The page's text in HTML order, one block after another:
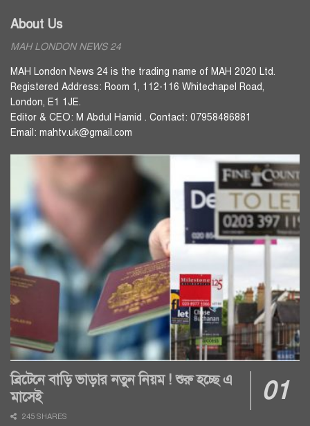
About Us
MAH LONDON NEWS 24
MAH London News 24 is the trading name of MAH 2020 Ltd.
Registered Address: Room 1, 112-116 Whitechapel Road,
London, E1 1JE.
Editor & CEO: M Abdul Hamid . Contact: 07958486881
Email: mahtv.uk@gmail.com
ব্রিটেনে বাড়ি ভাড়ার নতুন নিয়ম ! শুরু হচ্ছে এ
মাসেই
245 SHARES